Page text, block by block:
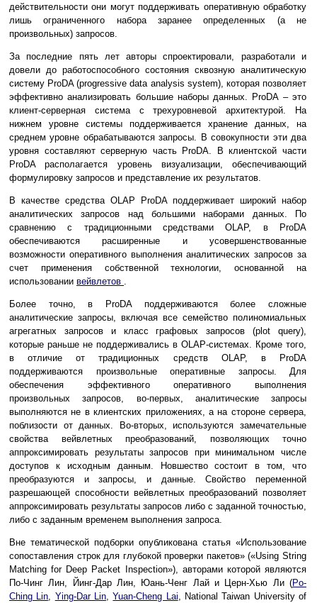
действительности они могут поддерживать оперативную обработку
лишь ограниченного набора заранее определенных (а не
произвольных) запросов.
За последние пять лет авторы спроектировали, разработали и
довели до работоспособного состояния сквозную аналитическую
систему ProDA (progressive data analysis system), которая позволяет
эффективно анализировать большие наборы данных. ProDA – это
клиент-серверная система с трехуровневой архитектурой. На
нижнем уровне системы поддерживается хранение данных, на
среднем уровне обрабатываются запросы. В совокупности эти два
уровня составляют серверную часть ProDA. В клиентской части
ProDA располагается уровень визуализации, обеспечивающий
формулировку запросов и представление их результатов.
В качестве средства OLAP ProDA поддерживает широкий набор
аналитических запросов над большими наборами данных. По
сравнению с традиционными средствами OLAP, в ProDA
обеспечиваются расширенные и усовершенствованные
возможности оперативного выполнения аналитических запросов за
счет применения собственной технологии, основанной на
использовании вейвлетов
Более точно, в ProDA поддерживаются более сложные
аналитические запросы, включая все семейство полиномиальных
агрегатных запросов и класс графовых запросов (plot query),
которые раньше не поддерживались в OLAP-системах. Кроме того,
в отличие от традиционных средств OLAP, в ProDA
поддерживаются произвольные оперативные запросы. Для
обеспечения эффективного оперативного выполнения
произвольных запросов, во-первых, аналитические запросы
выполняются не в клиентских приложениях, а на стороне сервера,
поблизости от данных. Во-вторых, используются замечательные
свойства вейвлетных преобразований, позволяющих точно
аппроксимировать результаты запросов при минимальном числе
доступов к исходным данным. Новшество состоит в том, что
преобразуются и запросы, и данные. Свойство переменной
разрешающей способности вейвлетных преобразований позволяет
аппроксимировать результаты запросов либо с заданной точностью,
либо с заданным временем выполнения запроса.
Вне тематической подборки опубликована статья «Использование
сопоставления строк для глубокой проверки пакетов» («Using String
Matching for Deep Packet Inspection»), авторами которой являются
По-Чинг Лин, Йинг-Дар Лин, Юань-Ченг Лай и Церн-Хью Ли (Po-
Ching Lin
Ying-Dar Lin ,Yuan-Cheng Lai , National Taiwan University of